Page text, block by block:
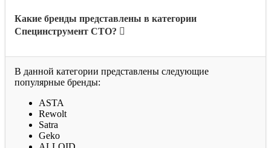
Какие бренды представлены в категории
Специнструмент СТО?
В данной категории представлены следующие
популярные бренды:
ASTA
Rewolt
Satra
Geko